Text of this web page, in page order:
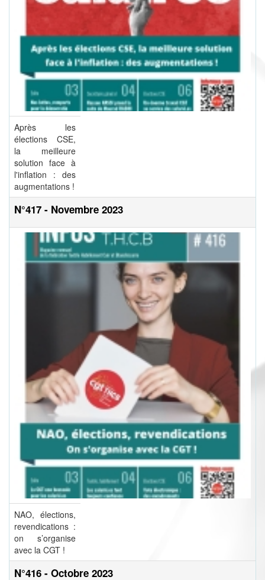
Après les
élections CSE,
la meilleure
solution face à
l'inflation : des
augmentations !
N°417 - Novembre 2023
NAO, élections,
revendications :
on s’organise
avec la CGT !
N°416 - Octobre 2023